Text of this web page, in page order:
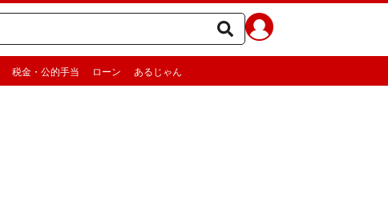
税金・公的手当 ローン あるじゃん